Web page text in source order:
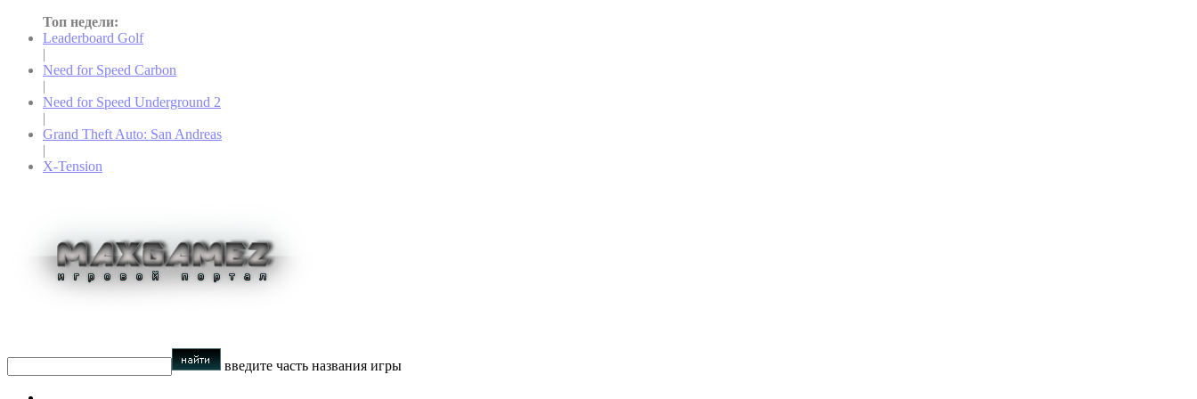
Топ недели:
Leaderboard Golf
|
Need for Speed Carbon
|
Need for Speed Underground 2
|
Grand Theft Auto: San Andreas
|
X-Tension
введите часть названия игры